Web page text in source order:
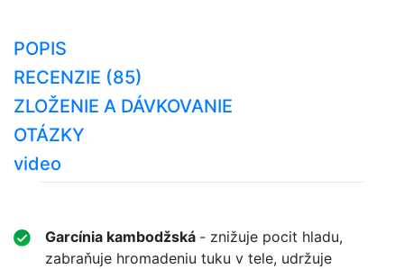
POPIS
RECENZIE (85)
ZLOŽENIE A DÁVKOVANIE
OTÁZKY
video
Garcínia kambodžská - znižuje pocit hladu,
zabraňuje hromadeniu tuku v tele, udržuje